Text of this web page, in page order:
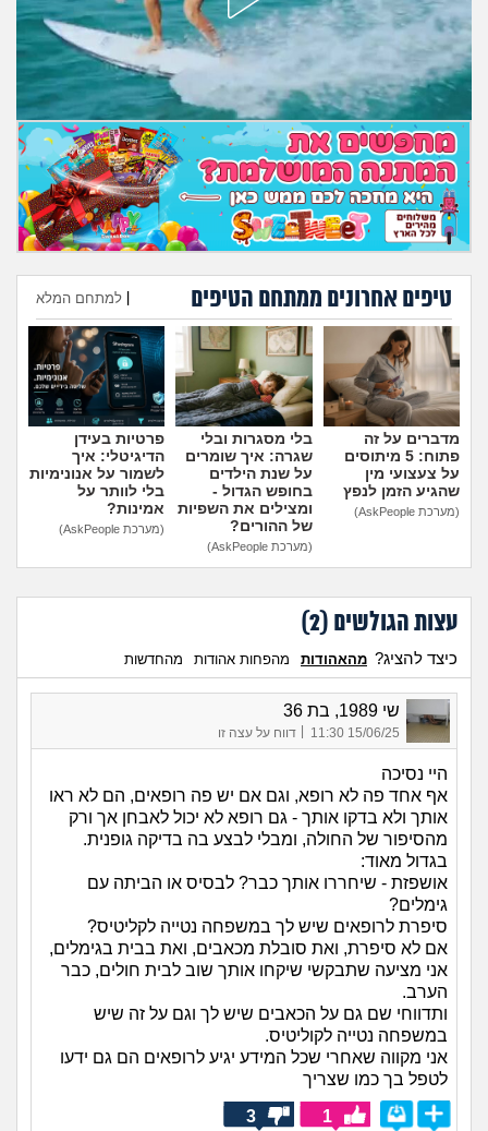
מה שעובר עליי
שומרים על הגוף
פיננסי וכלכלה
בין הסדינים
חיות מחמד
יוקר המחיה
גאווה
טיפים אחרונים ממתחם הטיפים למתחם המלא
הוספת טיפ
מדברים על זה
פתוח: 5 מיתוסים
על צעצועי מין
שהגיע הזמן לנפץ
(מערכת AskPeople)
בלי מסגרות ובלי
שגרה: איך שומרים
על שנת הילדים
בחופש הגדול -
ומצילים את השפיות
של ההורים?
(מערכת AskPeople)
פרטיות בעידן
הדיגיטלי: איך
לשמור על אנונימיות
בלי לוותר על
אמינות?
(מערכת AskPeople)
עצות הגולשים (2
)
כיצד להציג? מהאהודות מהפחות אהודות מהחדשות
שי 1989, בת 36
15/06/25 11:30 דווח על עצה זו
היי נסיכה
אף אחד פה לא רופא, וגם אם יש פה רופאים, הם לא ראו
אותך ולא בדקו אותך - גם רופא לא יכול לאבחן אך ורק
מהסיפור של החולה, ומבלי לבצע בה בדיקה גופנית.
בגדול מאוד:
אושפזת - שיחררו אותך כבר? לבסיס או הביתה עם
גימלים?
סיפרת לרופאים שיש לך במשפחה נטייה לקליטיס?
אם לא סיפרת, ואת סובלת מכאבים, ואת בבית בגימלים,
אני מציעה שתבקשי שיקחו אותך שוב לבית חולים, כבר
הערב.
ותדווחי שם גם על הכאבים שיש לך וגם על זה שיש
במשפחה נטייה לקוליטיס.
אני מקווה שאחרי שכל המידע יגיע לרופאים הם גם ידעו
לטפל בך כמו שצריך
1
3